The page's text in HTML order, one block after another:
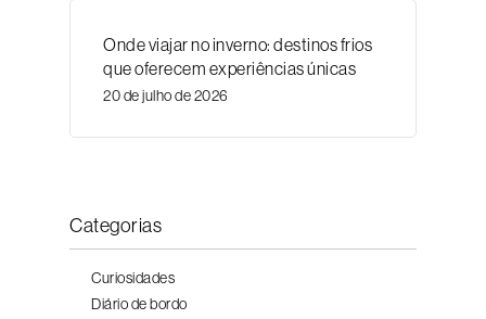
Onde viajar no inverno: destinos frios
que oferecem experiências únicas
20 de julho de 2026
Categorias
Curiosidades
Diário de bordo